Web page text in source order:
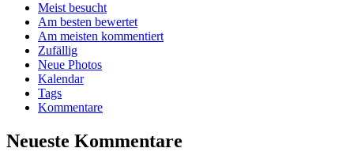
Meist besucht
Am besten bewertet
Am meisten kommentiert
Zufällig
Neue Photos
Kalendar
Tags
Kommentare
Neueste Kommentare